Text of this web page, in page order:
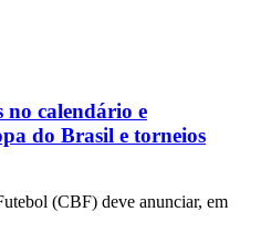
no calendário e
do Brasil e torneios
(CBF) deve anunciar, em